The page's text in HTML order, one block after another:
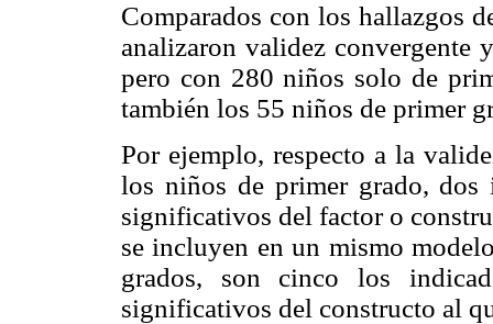
Comparados con los hallazgos
analizaron validez convergente
pero con 280 niños solo de
también los 55 niños de primer
Por ejemplo, respecto a la
los niños de primer grado, dos
significativos del factor o
se incluyen en un mismo
grados, son cinco los
significativos del constructo al